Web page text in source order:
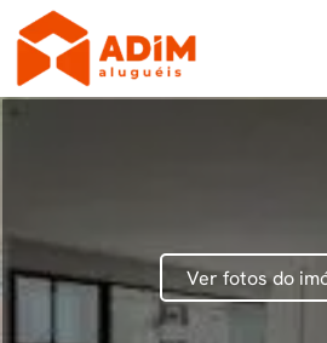
Ver fotos do